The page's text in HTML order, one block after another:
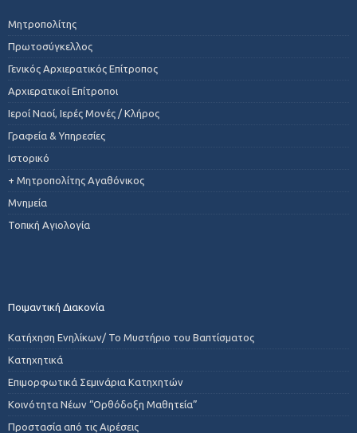
Μητροπολίτης
Πρωτοσύγκελλος
Γενικός Αρχιερατικός Επίτροπος
Αρχιερατικοί Επίτροποι
Ιεροί Ναοί, Ιερές Μονές / Κλήρος
Γραφεία & Υπηρεσίες
Ιστορικό
+ Μητροπολίτης Αγαθόνικος
Μνημεία
Τοπική Αγιολογία
Ποιμαντική Διακονία
Κατήχηση Ενηλίκων/ Το Μυστήριο του Βαπτίσματος
Κατηχητικά
Επιμορφωτικά Σεμινάρια Κατηχητών
Κοινότητα Νέων “Ορθόδοξη Μαθητεία”
Προστασία από τις Αιρέσεις